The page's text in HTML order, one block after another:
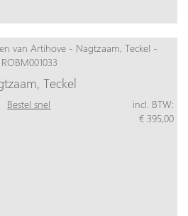
Teckel
Bestel snel
incl. BTW:
€ 395,00